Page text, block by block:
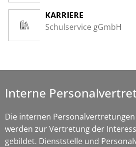
KARRIERE
Schulservice gGmbH
Interne
Die internen
werden zur Vertretung der
gebildet. Dienststelle und